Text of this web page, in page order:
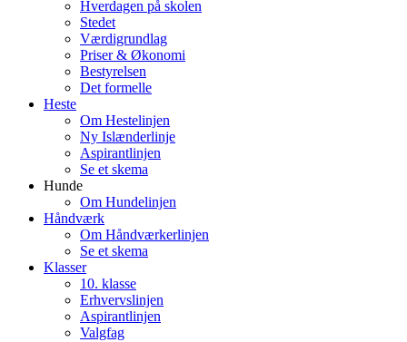
Hverdagen på skolen
Stedet
Værdigrundlag
Priser & Økonomi
Bestyrelsen
Det formelle
Heste
Om Hestelinjen
Ny Islænderlinje
Aspirantlinjen
Se et skema
Hunde
Om Hundelinjen
Håndværk
Om Håndværkerlinjen
Se et skema
Klasser
10. klasse
Erhvervslinjen
Aspirantlinjen
Valgfag